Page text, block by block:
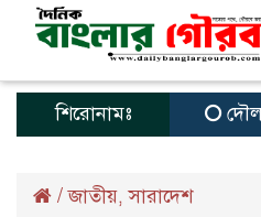
শিরোনামঃ
/জাতীয়,সারাদেশ